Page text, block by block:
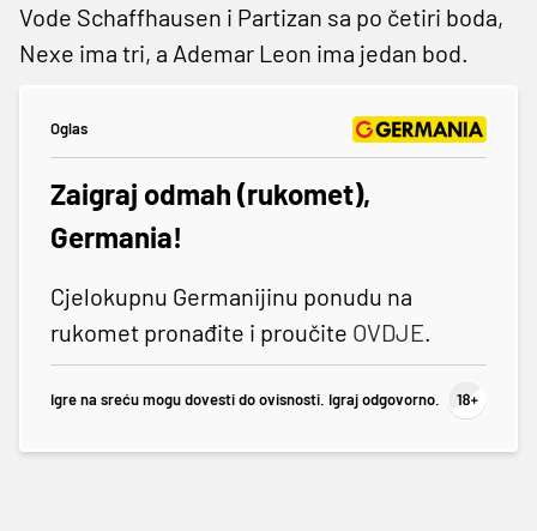
Vode Schaffhausen i Partizan sa po četiri boda,
Nexe ima tri, a Ademar Leon ima jedan bod.
Oglas
Zaigraj odmah (rukomet),
Germania!
Cjelokupnu Germanijinu ponudu na
rukomet pronađite i proučite OVDJE.
Igre na sreću mogu dovesti do ovisnosti. Igraj odgovorno.